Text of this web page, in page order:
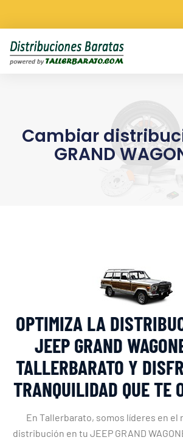
Cambiar
GRAND
OPTIMIZA LA
JEEP GRAND
TALLERBARATO Y
TRANQUILIDAD QUE TE
En Tallerbarato, somos líderes en el
distribución en tu JEEP GRAND